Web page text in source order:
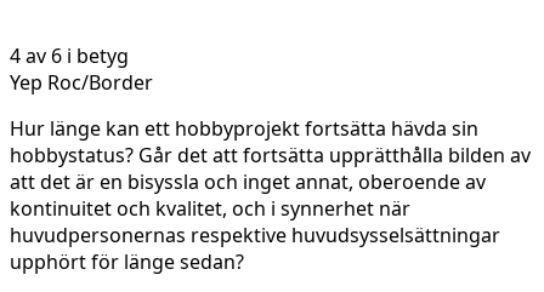
4 av 6 i betyg
Yep Roc/Border
Hur länge kan ett hobbyprojekt fortsätta hävda sin
hobbystatus? Går det att fortsätta upprätthålla bilden av
att det är en bisyssla och inget annat, oberoende av
kontinuitet och kvalitet, och i synnerhet när
huvudpersonernas respektive huvudsysselsättningar
upphört för länge sedan?